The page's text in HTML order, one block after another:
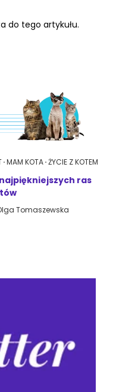
do tego artykułu.
MAM KOTA ŻYCIE Z KOTEM
ras
Tomaszewska